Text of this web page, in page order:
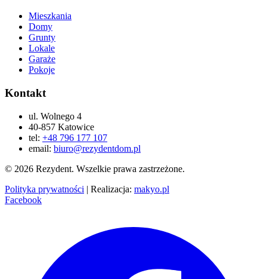
Mieszkania
Domy
Grunty
Lokale
Garaże
Pokoje
Kontakt
ul. Wolnego 4
40-857 Katowice
tel: +48 796 177 107
email: biuro@rezydentdom.pl
© 2026 Rezydent. Wszelkie prawa zastrzeżone.
Polityka prywatności | Realizacja: makyo.pl
Facebook